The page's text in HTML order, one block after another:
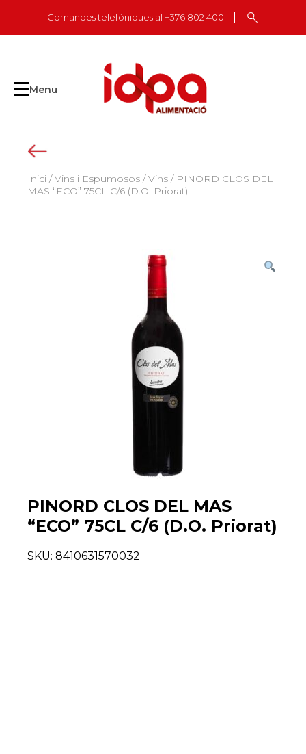
content
Comandes telefòniques al +376 802 400
Menu
Inici /Vins i Espumosos /Vins / PINORD CLOS DEL
MAS “ECO” 75CL C/6 (D.O. Priorat)
PINORD CLOS DEL MAS
“ECO” 75CL C/6 (D.O. Priorat)
SKU: 8410631570032